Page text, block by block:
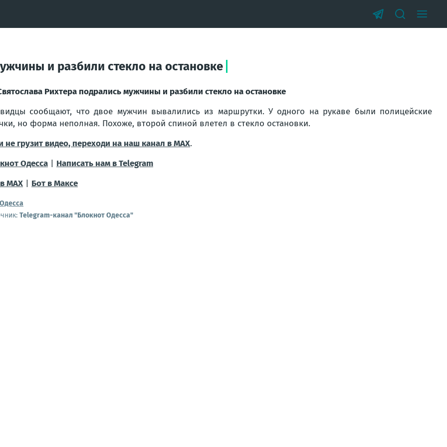
и разбили стекло на остановке
Рихтера подрались мужчины и разбили стекло на остановке
сообщают, что двое мужчин вывалились из маршрутки. У одного на рукаве были полицейские
но форма неполная. Похоже, второй спиной влетел в стекло остановки.
не грузит видео, переходи на наш канал в МАХ.
Одесса
Написать нам в Telegram
МАХ
Бот в Максе
Одесса
Telegram-канал "Блокнот Одесса"